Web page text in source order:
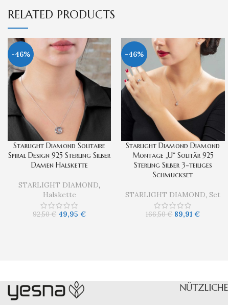
RELATED PRODUCTS
-46%
Starlight Diamond Solitaire
Spiral Design 925 Sterling Silber
Damen Halskette
STARLIGHT DIAMOND,
Halskette
92,50€ 49,95€
-46%
Starlight Diamond Diamond
Montage „U“ Solitär 925
Sterling Silber 3-teiliges
Schmuckset
STARLIGHT DIAMOND,Set
166,50€ 89,91€